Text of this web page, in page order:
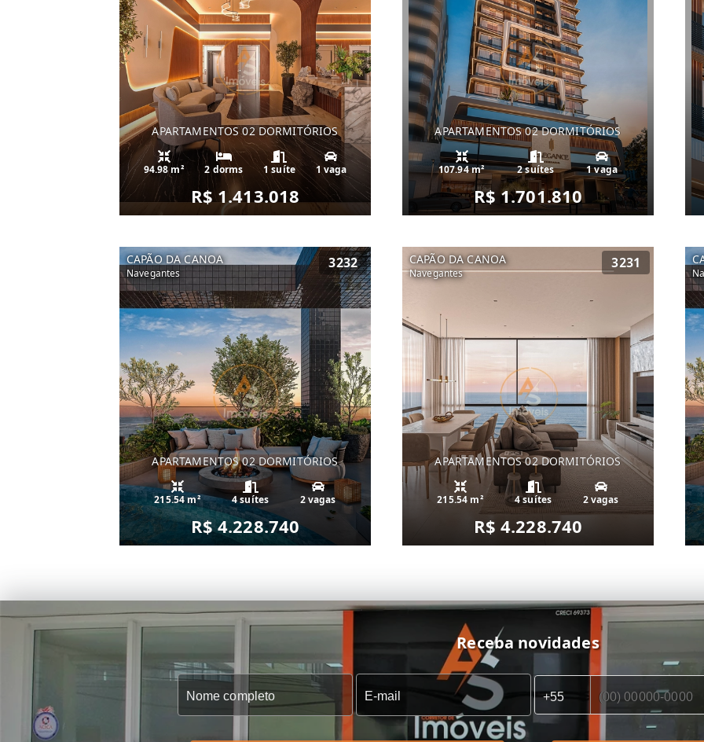
APARTAMENTOS 02 DORMITÓRIOS
94.98 m² 2 dorms 1 suíte 1 vaga
R$ 1.413.018
APARTAMENTOS 02 DORMITÓRIOS
107.94 m² 2 suítes 1 vaga
R$ 1.701.810
CAPÃO DA CANOA
Navegantes
3232
APARTAMENTOS 02 DORMITÓRIOS
215.54 m² 4 suítes 2 vagas
R$ 4.228.740
CAPÃO DA CANOA
Navegantes
3231
APARTAMENTOS 02 DORMITÓRIOS
215.54 m² 4 suítes 2 vagas
R$ 4.228.740
Receba novidades